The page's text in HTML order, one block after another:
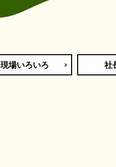
現場いろいろ 社